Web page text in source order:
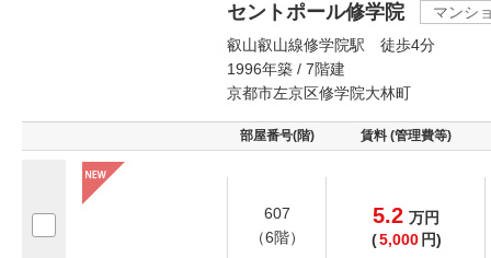
セントポール修学院
マンシ
叡山叡山線修学院駅 徒歩4分
1996年築 / 7階建
京都市左京区修学院大林町
部屋番号(階) 賃料 (管理費等)
607
（6階）
5.2 万円
(5,000 円)